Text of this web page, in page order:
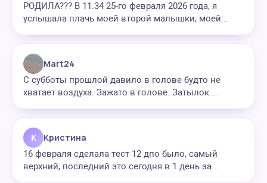
РОДИЛА??? В 11:34 25-го февраля 2026 года, я
услышала плачь моей второй малышки, моей...
Mart24
С субботы прошлой давило в голове будто не
хватает воздуха. Зажато в голове. Затылок....
К Кристина
16 февраля сделала тест 12 дпо было, самый
верхний, последний это сегодня в 1 день за...